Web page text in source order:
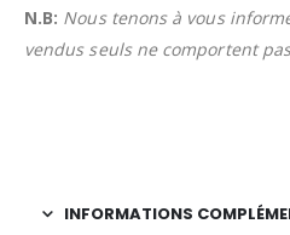
N.B: Nous tenons à vous
vendus seuls ne comportent
INFORMATIONS